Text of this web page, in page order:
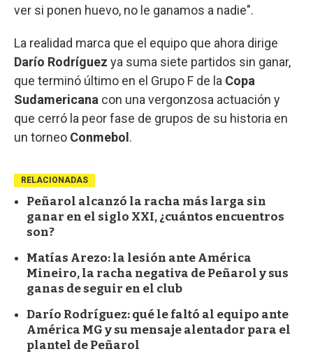
ver si ponen huevo, no le ganamos a nadie".
La realidad marca que el equipo que ahora dirige
Darío Rodríguez ya suma siete partidos sin ganar,
que terminó último en el Grupo F de la Copa
Sudamericana con una vergonzosa actuación y
que cerró la peor fase de grupos de su historia en
un torneo Conmebol .
RELACIONADAS
Peñarol alcanzó la racha más larga sin
ganar en el siglo XXI, ¿cuántos encuentros
son?
Matías Arezo: la lesión ante América
Mineiro, la racha negativa de Peñarol y sus
ganas de seguir en el club
Darío Rodríguez: qué le faltó al equipo ante
América MG y su mensaje alentador para el
plantel de Peñarol